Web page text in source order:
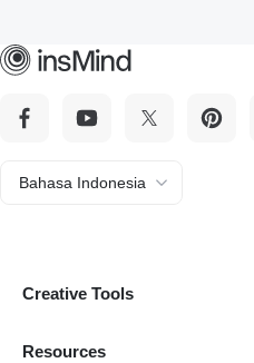
Bahasa Indonesia
Creative Tools
Resources